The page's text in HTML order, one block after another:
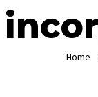
Home